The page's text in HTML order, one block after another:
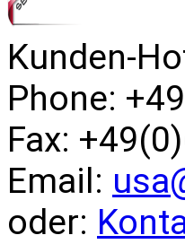
Kunden-
Phone:
Fax:
Email:
oder: